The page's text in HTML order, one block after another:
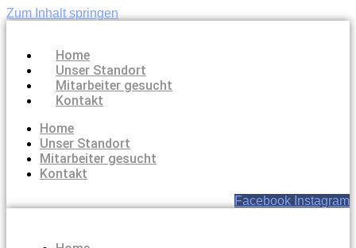
Zum Inhalt springen
Home
Unser Standort
Mitarbeiter gesucht
Kontakt
Home
Unser Standort
Mitarbeiter gesucht
Kontakt
Facebook Instagram